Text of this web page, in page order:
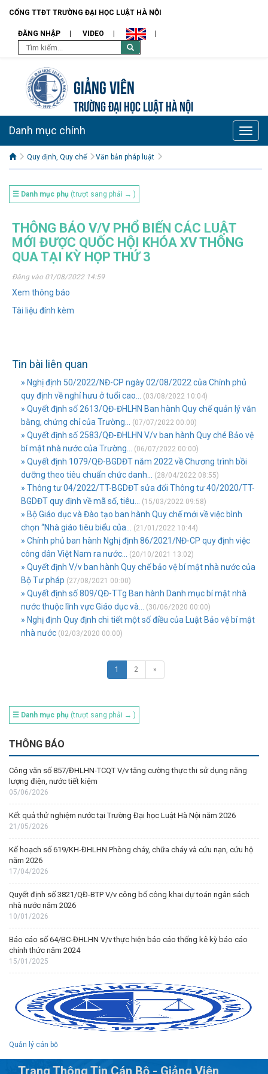
CỔNG TTĐT TRƯỜNG ĐẠI HỌC LUẬT HÀ NỘI
ĐĂNG NHẬP VIDEO
Giảng viên
TRƯỜNG ĐẠI HỌC LUẬT HÀ NỘI
Toggle
Danh mục chính
Quy định, Quy chế Văn bản pháp luật
☰ Danh mục phụ (trượt sang phải → )
THÔNG BÁO V/V PHỔ BIẾN CÁC LUẬT
MỚI ĐƯỢC QUỐC HỘI KHÓA XV THÔNG
QUA TẠI KỲ HỌP THỨ 3
Đăng vào 01/08/2022 14:59
Xem thông báo
Tài liệu đính kèm
Tin bài liên quan
» Nghị định 50/2022/NĐ-CP ngày 02/08/2022 của Chính phủ
quy định về nghỉ hưu ở tuổi cao...
(03/08/2022 10:04)
» Quyết định số 2613/QĐ-ĐHLHN Ban hành Quy chế quản lý văn
bằng, chứng chỉ của Trường...
(07/07/2022 00:00)
» Quyết định số 2583/QĐ-ĐHLHN V/v ban hành Quy ché Bảo vệ
bí mật nhà nước của Trường...
(06/07/2022 00:00)
» Quyết định 1079/QĐ-BGDĐT năm 2022 về Chương trình bồi
dưỡng theo tiêu chuẩn chức danh...
(28/04/2022 08:55)
» Thông tư 04/2022/TT-BGDĐT sửa đổi Thông tư 40/2020/TT-
BGDĐT quy định về mã số, tiêu...
(15/03/2022 09:58)
» Bộ Giáo dục và Đào tạo ban hành Quy chế mới về việc bình
chọn “Nhà giáo tiêu biểu của...
(21/01/2022 10:44)
» Chính phủ ban hành Nghị định 86/2021/NĐ-CP quy định việc
công dân Việt Nam ra nước...
(20/10/2021 13:02)
» Quyết định V/v ban hành Quy chế bảo vệ bí mật nhà nước của
Bộ Tư pháp (27/08/2021 00:00)
» Quyết định số 809/QĐ-TTg Ban hành Danh mục bí mật nhà
nước thuộc lĩnh vực Giáo dục và...
(30/06/2020 00:00)
» Nghị định Quy định chi tiết một số điều của Luật Bảo vệ bí mật
nhà nước (02/03/2020 00:00)
1 2 »
☰ Danh mục phụ (trượt sang phải → )
THÔNG BÁO
Công văn số 857/ĐHLHN-TCQT V/v tăng cường thực thi sử dụng năng
lượng điện, nước tiết kiệm
05/06/2026
Kết quả thử nghiệm nước tại Trường Đại học Luật Hà Nội năm 2026
21/05/2026
Kế hoạch số 619/KH-ĐHLHN Phòng cháy, chữa cháy và cứu nạn, cứu hộ
năm 2026
17/04/2026
Quyết định số 3821/QĐ-BTP V/v công bố công khai dự toán ngân sách
nhà nước năm 2026
10/01/2026
Báo cáo số 64/BC-ĐHLHN V/v thực hiện báo cáo thống kê kỳ báo cáo
chính thức năm 2024
15/01/2025
Quản lý cán bộ
Trang Thông Tin Cán Bộ - Giảng Viên